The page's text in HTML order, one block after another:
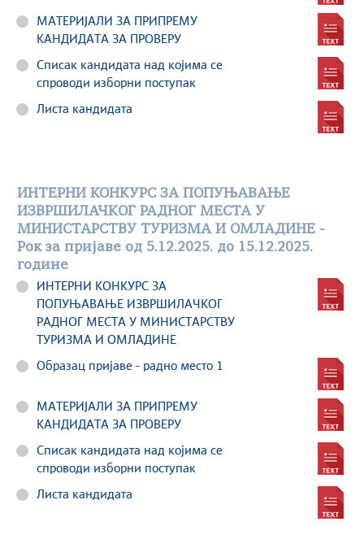
МАТЕРИЈАЛИ ЗА ПРИПРЕМУ
КАНДИДАТА ЗА ПРОВЕРУ
Списак кандидата над којима се
спроводи изборни поступак
Листа кандидата
ИНТЕРНИ КОНКУРС ЗА ПОПУЊАВАЊЕ
ИЗВРШИЛАЧKОГ РАДНОГ МЕСТА У
МИНИСТАРСТВУ ТУРИЗМА И ОМЛАДИНЕ -
Рок за пријаве од 5.12.2025. до 15.12.2025.
године
ИНТЕРНИ КОНКУРС ЗА
ПОПУЊАВАЊЕ ИЗВРШИЛАЧKОГ
РАДНОГ МЕСТА У МИНИСТАРСТВУ
ТУРИЗМА И ОМЛАДИНЕ
Образац пријаве - радно место 1
МАТЕРИЈАЛИ ЗА ПРИПРЕМУ
КАНДИДАТА ЗА ПРОВЕРУ
Списак кандидата над којима се
спроводи изборни поступак
Листа кандидата